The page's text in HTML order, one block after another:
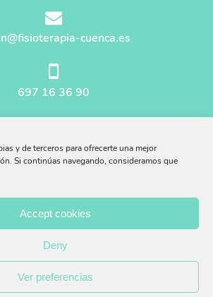
y de terceros para ofrecerte una mejor
Si continúas navegando, consideramos que
Accept cookies
Deny
Ver preferencias
cuenca.es
697 16 36 90
Aviso Legal
Política Privacidad
Política Cookies